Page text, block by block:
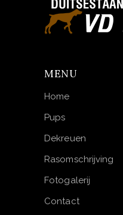
MENU
Home
Pups
Dekreuen
Rasomschrijving
Fotogalerij
Contact